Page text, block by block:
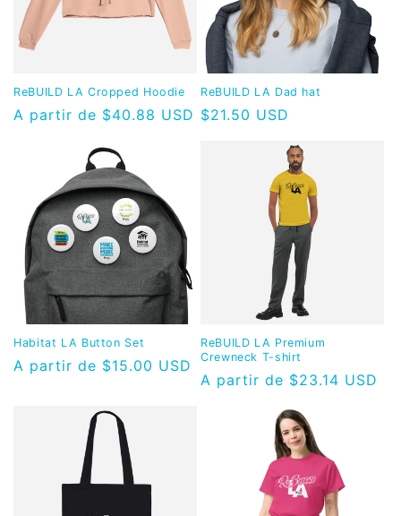
ó
n
:
ReBUILD LA Cropped Hoodie
Precio
A partir de $40.88 USD
ReBUILD LA Dad hat
Precio
$21.50 USD
Habitat LA Button Set
Precio
A partir de $15.00 USD
ReBUILD LA Premium
Crewneck T-shirt
Precio
A partir de $23.14 USD